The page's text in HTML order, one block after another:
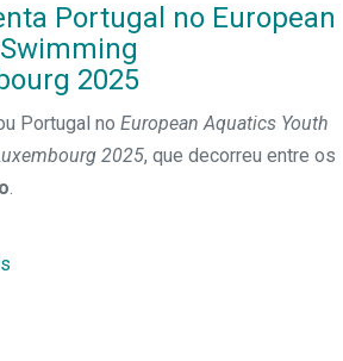
Portugal no European
2025
Portugal no European Aquatics Youth
2025, que decorreu entre os
.